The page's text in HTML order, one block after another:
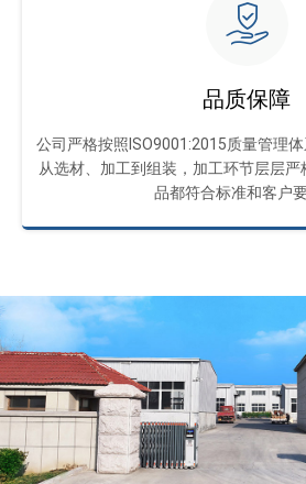
品质保障
公司严格按照ISO9001:2015质量管理
从选材、加工到组装，加工环节层层
品都符合标准和客户要